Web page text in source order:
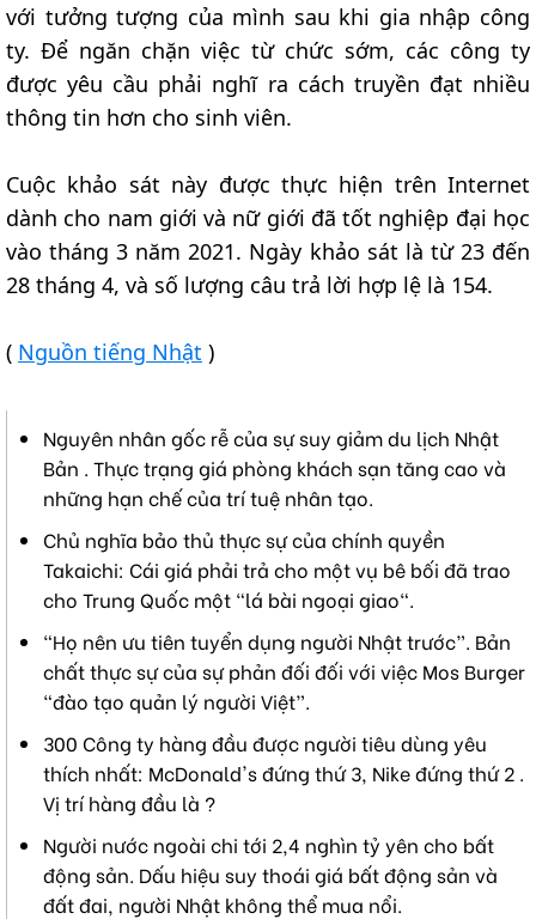
với tưởng tượng của mình sau khi gia nhập công
ty. Để ngăn chặn việc từ chức sớm, các công ty
được yêu cầu phải nghĩ ra cách truyền đạt nhiều
thông tin hơn cho sinh viên.
Cuộc khảo sát này được thực hiện trên Internet
dành cho nam giới và nữ giới đã tốt nghiệp đại học
vào tháng 3 năm 2021. Ngày khảo sát là từ 23 đến
28 tháng 4, và số lượng câu trả lời hợp lệ là 154.
( Nguồn tiếng Nhật )
Nguyên nhân gốc rễ của sự suy giảm du lịch Nhật
Bản . Thực trạng giá phòng khách sạn tăng cao và
những hạn chế của trí tuệ nhân tạo.
Chủ nghĩa bảo thủ thực sự của chính quyền
Takaichi: Cái giá phải trả cho một vụ bê bối đã trao
cho Trung Quốc một "lá bài ngoại giao".
“Họ nên ưu tiên tuyển dụng người Nhật trước”. Bản
chất thực sự của sự phản đối đối với việc Mos Burger
“đào tạo quản lý người Việt”.
300 Công ty hàng đầu được người tiêu dùng yêu
thích nhất: McDonald's đứng thứ 3, Nike đứng thứ 2 .
Vị trí hàng đầu là ?
Người nước ngoài chi tới 2,4 nghìn tỷ yên cho bất
động sản. Dấu hiệu suy thoái giá bất động sản và
đất đai, người Nhật không thể mua nổi.